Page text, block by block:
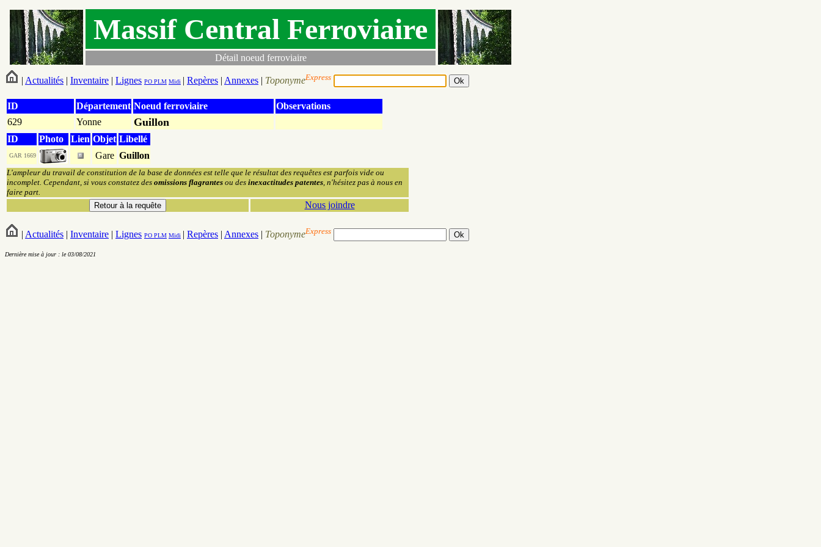
Massif Central Ferroviaire
Détail noeud ferroviaire
| Actualités | Inventaire | Lignes PO PLM Midi | Repères | Annexes | ToponymeExpress
ID Département Noeud ferroviaire
Observations
629
Yonne Guillon
ID Photo Lien Objet Libellé
GAR 1669 Gare Guillon
L'ampleur du travail de constitution de la base de données est telle que le résultat des requêtes est parfois vide ou
incomplet. Cependant, si vous constatez des omissions flagrantes ou des inexactitudes patentes, n'hésitez pas à nous en
faire part.
Nous joindre
| Actualités | Inventaire | Lignes PO PLM Midi | Repères | Annexes | ToponymeExpress
Dernière mise à jour : le 03/08/2021